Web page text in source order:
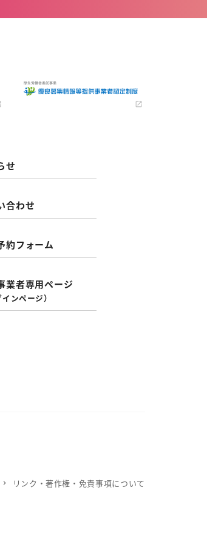
せ
合わせ
約フォーム
業者専用ページ
インページ）
リンク・著作権・免責事項について